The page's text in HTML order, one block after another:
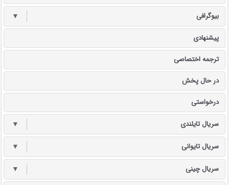
بیوگرافی ▼
پیشنهادی
ترجمه اختصاصی
در حال پخش
درخواستی
سریال تایلندی ▼
سریال تایوانی ▼
سریال چینی ▼